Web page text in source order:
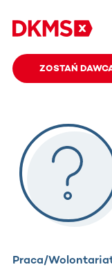
ZOSTAŃ
Praca/